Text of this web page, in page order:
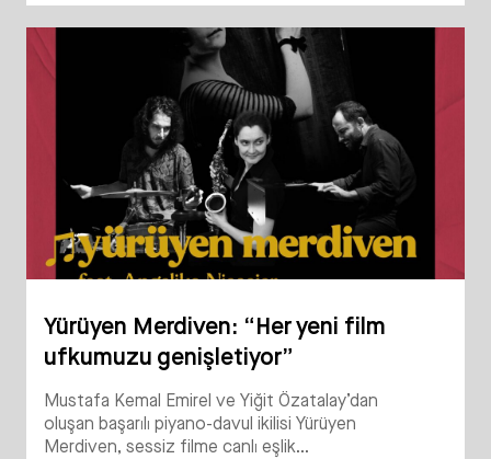
Yürüyen Merdiven: “Her yeni film
ufkumuzu genişletiyor”
Mustafa Kemal Emirel ve Yiğit Özatalay’dan
oluşan başarılı piyano-davul ikilisi Yürüyen
Merdiven, sessiz filme canlı eşlik...